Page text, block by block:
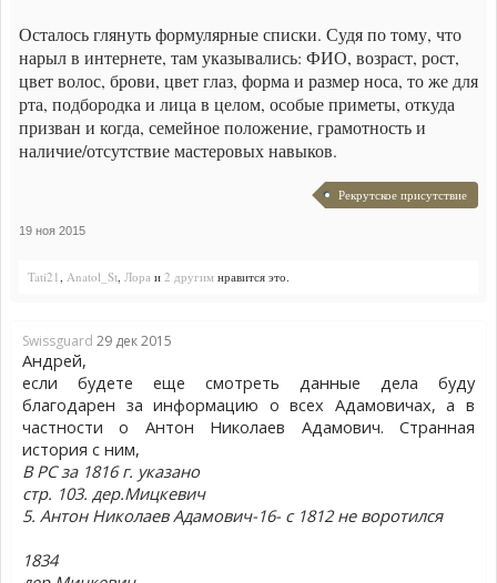
Осталось глянуть формулярные списки. Судя по тому, что
нарыл в интернете, там указывались: ФИО, возраст, рост,
цвет волос, брови, цвет глаз, форма и размер носа, то же для
рта, подбородка и лица в целом, особые приметы, откуда
призван и когда, семейное положение, грамотность и
наличие/отсутствие мастеровых навыков.
Рекрутское присутствие
19 ноя 2015
Tati21, Anatol_St, Лора и 2 другим нравится это.
Swissguard 29 дек 2015
Андрей,
если будете еще смотреть данные дела буду
благодарен за информацию о всех Адамовичах, а в
частности о Антон Николаев Адамович. Странная
история с ним,
В РС за 1816 г. указано
стр. 103. дер.Мицкевич
5. Антон Николаев Адамович-16- с 1812 не воротился
1834